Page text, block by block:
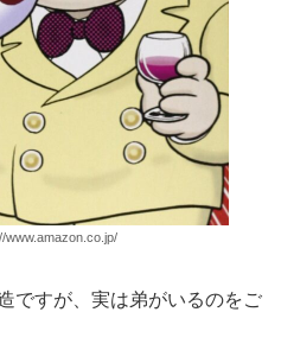
www.amazon.co.jp/
ですが、実は弟がいるのをご